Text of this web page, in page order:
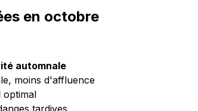
en octobre
automnale
moins d'affluence
optimal